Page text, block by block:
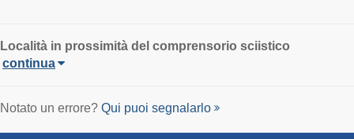
Località in prossimità del comprensorio sciistico
continua
Notato un errore? Qui puoi segnalarlo